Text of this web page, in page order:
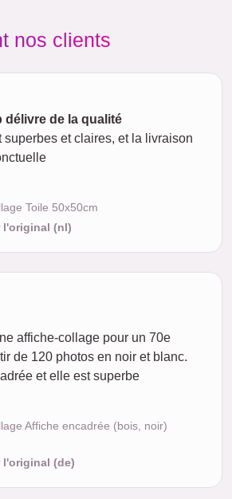
nos clients
délivre de la qualité
superbes et claires, et la livraison
Toile 50x50cm
l'original (nl)
affiche-collage pour un 70e
de 120 photos en noir et blanc.
et elle est superbe
Affiche encadrée (bois, noir)
l'original (de)